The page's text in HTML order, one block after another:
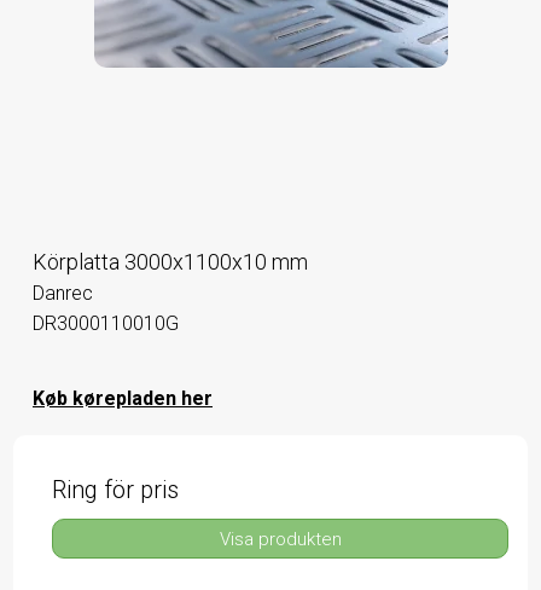
Körplatta 3000x1100x10 mm
Danrec
DR3000110010G
Køb kørepladen her
Ring för pris
Visa produkten